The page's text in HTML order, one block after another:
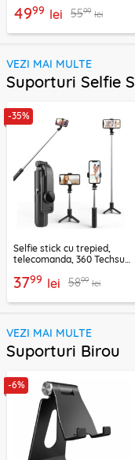
4999 lei 5599 lei
VEZI MAI MULTE
Suporturi Selfie
-35%
Selfie stick cu trepied,
telecomanda, 360 Techsuit
3799 lei 5899 lei
VEZI MAI MULTE
Suporturi Birou
-6%